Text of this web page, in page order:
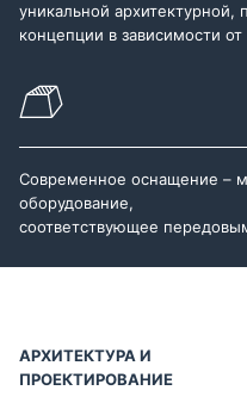
уникальной архитектурной,
концепции в зависимости
Современное оснащение –
оборудование,
соответствующее
АРХИТЕКТУРА И
ПРОЕКТИРОВАНИЕ